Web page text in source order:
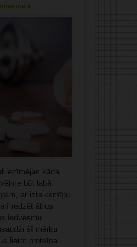
iezīmējas kāda
būt labā
ar izteiksmīgu
redzēt ātrus
iedvesmu
šī mērķa
lietot proteīna